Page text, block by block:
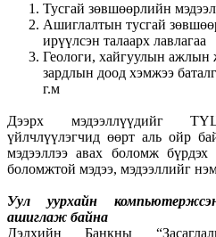
Тусгай зөвшөөрлийн
Ашиглалтын тусгай
ирүүлсэн талаарх лавлагаа
Геологи, хайгуулын ажлын
зардлын доод хэмжээ
г.м
Дээрх мэдээллүүдийг
үйлчлүүлэгчид өөрт аль ойр
мэдээллээ авах боломж
боломжтой мэдээ, мэдээллийг
Уул уурхайн
ашиглаж байна
Дэлхийн Банкны